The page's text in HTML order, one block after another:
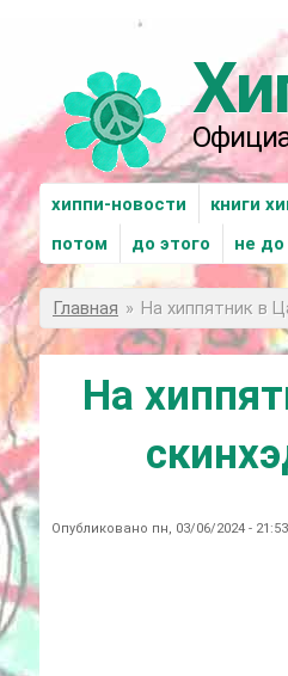
xиппи-новости книги
потом
до этого не до
Вы здесь
Главная » На хиппятник в
На
Опубликовано пн, 03/06/2024 -